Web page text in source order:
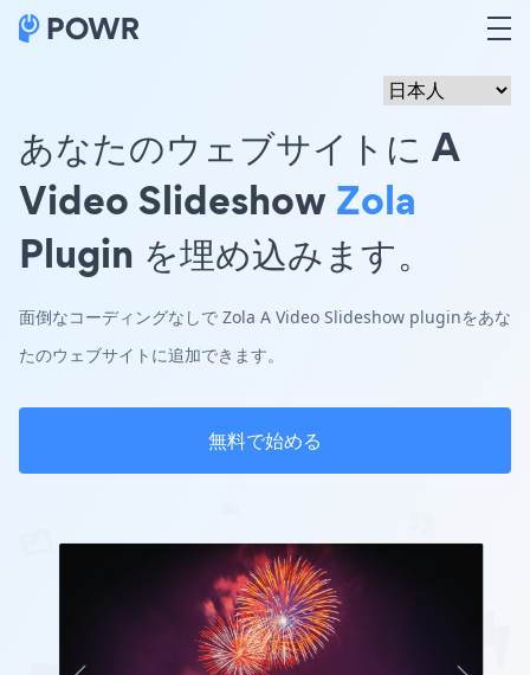
あなたのウェブサイトに A
Video SlideshowZola
Plugin を埋め込みます。
面倒なコーディングなしで Zola A Video Slideshow pluginをあな
たのウェブサイトに追加できます。
無料で始める